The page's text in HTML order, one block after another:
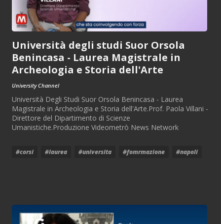
Università degli studi Suor Orsola
Benincasa - Laurea Magistrale in
Archeologia e Storia dell'Arte
University Channel
Università Degli Studi Suor Orsola Benincasa - Laurea
Magistrale in Archeologia e Storia dell'Arte.Prof. Paola Villani -
Direttore del Dipartimento di Scienze
Umanistiche.Produzione Videometrò News Network
#corsi #laurea #universita #fomrmazione #napoli